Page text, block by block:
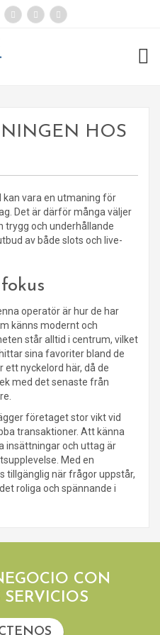
HOS
vara en utmaning för
Det är därför många väljer
trygg och underhållande
av både slots och live-
operatör är hur de har
känns modernt och
står alltid i centrum, vilket
sina favoriter bland de
ett nyckelord här, då de
med det senaste från
företaget stor vikt vid
transaktioner. Att känna
insättningar och uttag är
Med en
tillgänglig när frågor uppstår,
roliga och spännande i
CON
SERVICIOS